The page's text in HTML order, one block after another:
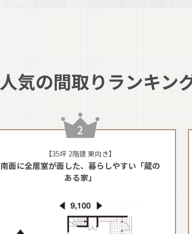
人気の間取りランキン
【35坪 2階建 東向き】
南面に全居室が面した、暮らしやすい「蔵の
ある家」